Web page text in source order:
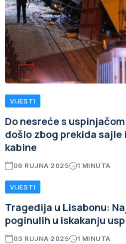
VIJESTI
Do nesreće s
došlo zbog prekida
kabine
06 RUJNA 2025 1 MINUTA
VIJESTI
Tragedija u Lisabonu:
poginulih u iskakanju
03 RUJNA 2025 1 MINUTA